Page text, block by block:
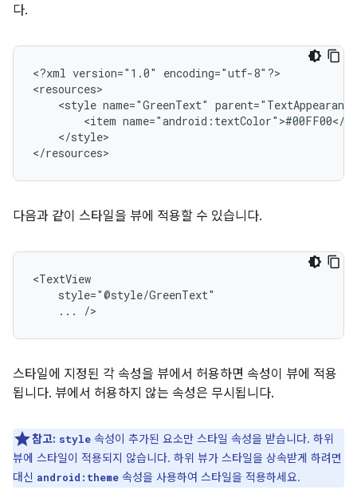
다.
<?xml version="1.0"
encoding="utf-8"?>
<style name="GreenText"
<item
</style>
</resources>
다음과 같이 스타일을 뷰에 적용할 수 있습니다.
...
/>
스타일에 지정된 각 속성을 뷰에서 허용하면 속성이 뷰에 적용
됩니다. 뷰에서 허용하지 않는 속성은 무시됩니다.
참고: style 속성이 추가된 요소만 스타일 속성을 받습니다. 하위
뷰에 스타일이 적용되지 않습니다. 하위 뷰가 스타일을 상속받게 하려면
대신 android:theme 속성을 사용하여 스타일을 적용하세요.